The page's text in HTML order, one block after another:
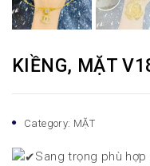
KIỀNG, MẶT
Category: MẶT
Sang trọng phù